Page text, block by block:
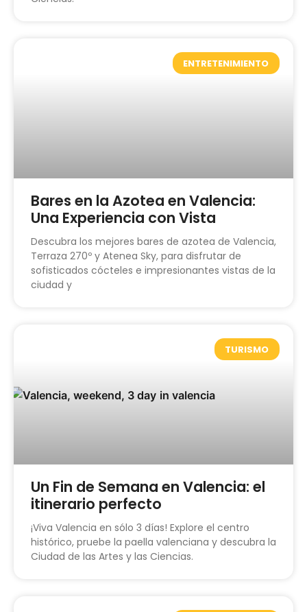
ENTRETENIMIENTO
Bares en la Azotea en Valencia:
Una Experiencia con Vista
Descubra los mejores bares de azotea de Valencia,
Terraza 270º y Atenea Sky, para disfrutar de
sofisticados cócteles e impresionantes vistas de la
ciudad y
TURISMO
Un Fin de Semana en Valencia: el
itinerario perfecto
¡Viva Valencia en sólo 3 días! Explore el centro
histórico, pruebe la paella valenciana y descubra la
Ciudad de las Artes y las Ciencias.